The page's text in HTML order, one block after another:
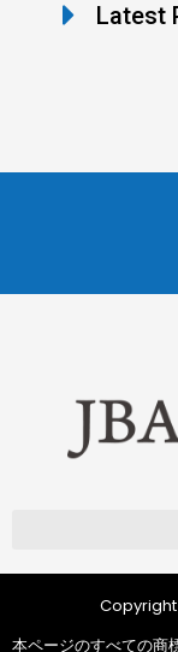
Latest
本ページのすべての商